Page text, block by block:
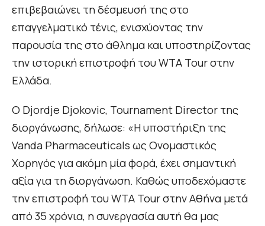
επιβεβαιώνει τη δέσμευσή της στο
επαγγελματικό τένις, ενισχύοντας την
παρουσία της στο άθλημα και υποστηρίζοντας
την ιστορική επιστροφή του WTA Tour στην
Ελλάδα.
Ο Djordje Djokovic, Tournament Director της
διοργάνωσης, δήλωσε: «Η υποστήριξη της
Vanda Pharmaceuticals ως Ονομαστικός
Χορηγός για ακόμη μία φορά, έχει σημαντική
αξία για τη διοργάνωση. Καθώς υποδεχόμαστε
την επιστροφή του WTA Tour στην Αθήνα μετά
από 35 χρόνια, η συνεργασία αυτή θα μας